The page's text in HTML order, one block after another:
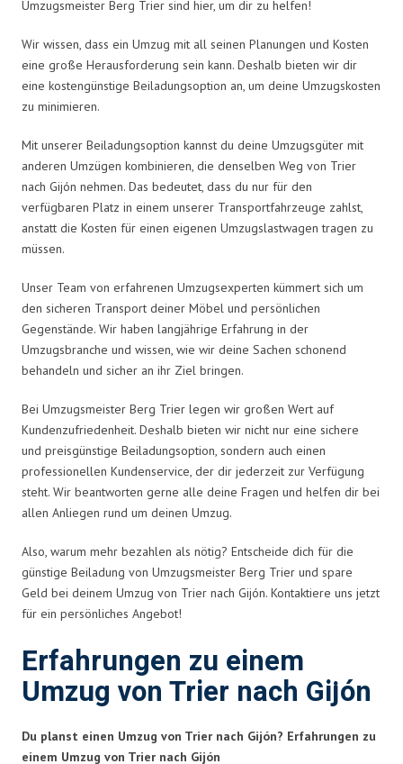
Umzugsmeister Berg Trier sind hier, um dir zu helfen!
Wir wissen, dass ein Umzug mit all seinen Planungen und Kosten
eine große Herausforderung sein kann. Deshalb bieten wir dir
eine kostengünstige Beiladungsoption an, um deine Umzugskosten
zu minimieren.
Mit unserer Beiladungsoption kannst du deine Umzugsgüter mit
anderen Umzügen kombinieren, die denselben Weg von Trier
nach Gijón nehmen. Das bedeutet, dass du nur für den
verfügbaren Platz in einem unserer Transportfahrzeuge zahlst,
anstatt die Kosten für einen eigenen Umzugslastwagen tragen zu
müssen.
Unser Team von erfahrenen Umzugsexperten kümmert sich um
den sicheren Transport deiner Möbel und persönlichen
Gegenstände. Wir haben langjährige Erfahrung in der
Umzugsbranche und wissen, wie wir deine Sachen schonend
behandeln und sicher an ihr Ziel bringen.
Bei Umzugsmeister Berg Trier legen wir großen Wert auf
Kundenzufriedenheit. Deshalb bieten wir nicht nur eine sichere
und preisgünstige Beiladungsoption, sondern auch einen
professionellen Kundenservice, der dir jederzeit zur Verfügung
steht. Wir beantworten gerne alle deine Fragen und helfen dir bei
allen Anliegen rund um deinen Umzug.
Also, warum mehr bezahlen als nötig? Entscheide dich für die
günstige Beiladung von Umzugsmeister Berg Trier und spare
Geld bei deinem Umzug von Trier nach Gijón. Kontaktiere uns jetzt
für ein persönliches Angebot!
Erfahrungen zu einem
Umzug von Trier nach Gijón
Du planst einen Umzug von Trier nach Gijón? Erfahrungen zu
einem Umzug von Trier nach Gijón